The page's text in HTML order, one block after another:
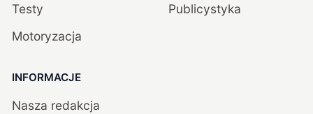
Testy
Motoryzacja
Publicystyka
INFORMACJE
Nasza redakcja